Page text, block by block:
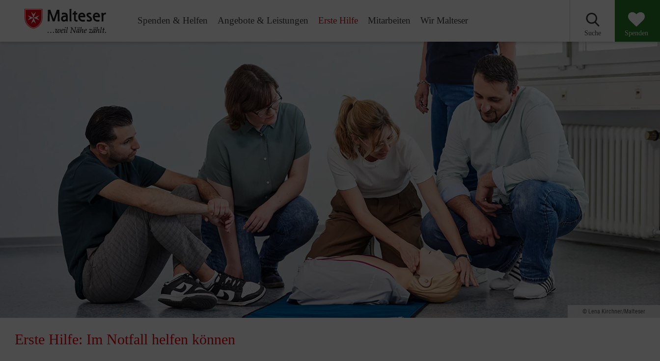
Spenden & Helfen Angebote & Leistungen Erste Hilfe Mitarbeiten Wir Malteser
Suche Spenden
Lena Kirchner/Malteser
Erste Hilfe: Im Notfall helfen können